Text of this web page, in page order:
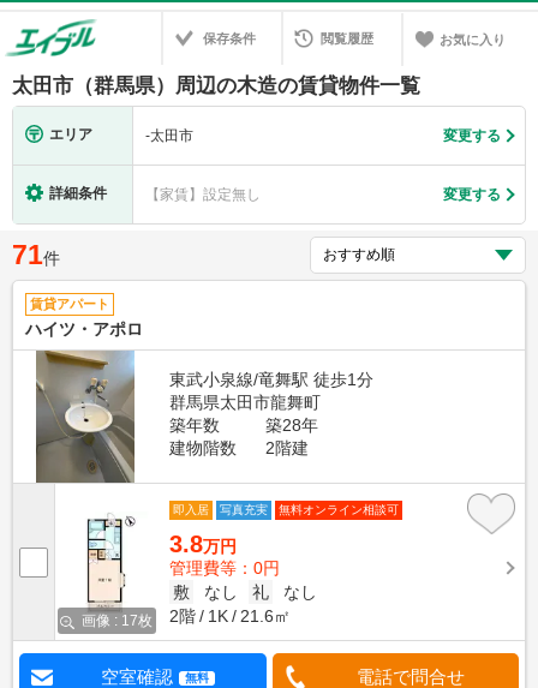
保存条件 閲覧履歴 お気に入り
太田市（群馬県）周辺の木造の賃貸物件一覧
エリア -太田市 変更する
詳細条件 【家賃】設定無し 変更する
71件
賃貸アパート
ハイツ・アポロ
東武小泉線/竜舞駅 徒歩1分
群馬県太田市龍舞町
築年数
築28年
建物階数
2階建
画像 : 17枚
即入居 写真充実 無料オンライン相談可
3.8万円
管理費等：0円
敷
なし 礼
なし
2階
1K 21.6㎡
空室確認 無料 電話で問合せ